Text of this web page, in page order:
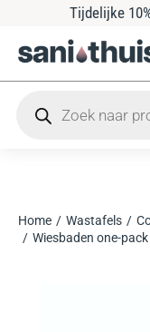
Tijdelijke
Je bent hier:
Home Wastafels
Wiesbaden one-